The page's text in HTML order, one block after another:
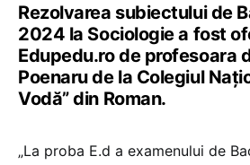
Rezolvarea subiectului de
2024 la Sociologie a fost
Edupedu.ro de profesoara
Poenaru de la Colegiul
Vodă” din Roman.
„La proba E.d a examenului de